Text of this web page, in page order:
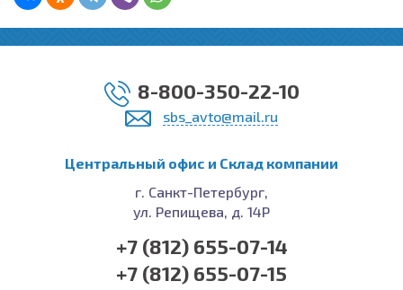
8-800-350-22-10
sbs_avto@mail.ru
Центральный офис и Cклад компании
г. Санкт-Петербург,
ул. Репищева, д. 14Р
+7 (812) 655-07-14
+7 (812) 655-07-15